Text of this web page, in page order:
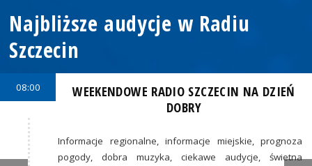
Najbliższe audycje w Radiu
Szczecin
08:00
WEEKENDOWE RADIO SZCZECIN NA DZIEŃ
DOBRY
Informacje regionalne, informacje miejskie, prognoza
pogody, dobra muzyka, ciekawe audycje, świetna